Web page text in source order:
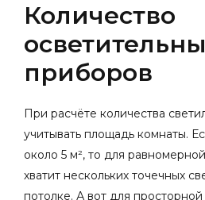
Количество
приборов
При расчёте количества
учитывать площадь комнаты.
около 5 м², то для
хватит нескольких точечных
потолке. А вот для